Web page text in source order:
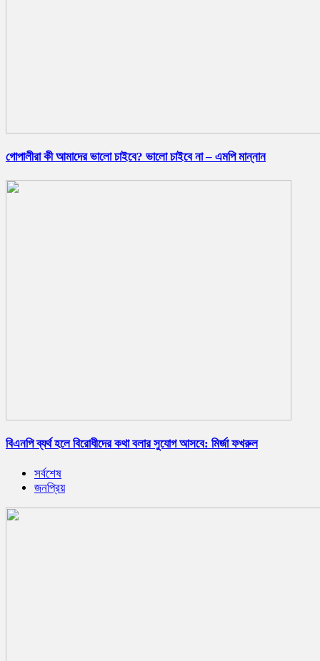
গোপালীরা কী আমাদের ভালো চাইবে? ভালো চাইবে না – এমপি মান্নান
বিএনপি ব্যর্থ হলে বিরোধীদের কথা বলার সুযোগ আসবে: মির্জা ফখরুল
সর্বশেষ
জনপ্রিয়